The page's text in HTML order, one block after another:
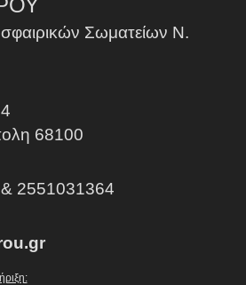
Σωματείων Ν.
68100
2551031364